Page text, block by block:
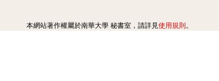
本網站著作權屬於南華大學 秘書室，請詳見使用規則 。